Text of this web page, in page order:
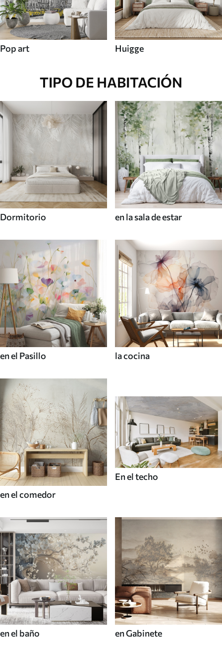
Pop art Huigge
TIPO DE HABITACIÓN
Dormitorio en la sala de estar
en el Pasillo la cocina
en el comedor
En el techo
en el baño en Gabinete